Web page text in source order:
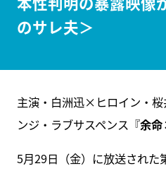
のサレ夫＞
主演・白洲迅×ヒロイン・
ンジ・ラブサスペンス『余命
5月29日（金）に放送された